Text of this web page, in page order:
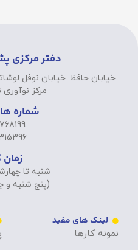
دفتر مرکزی
مرکز نوآوری
شماره
زمان
شنبه تا چهارشنبه 10
(پنج شنبه و
لینک های مفید
نمونه کارها